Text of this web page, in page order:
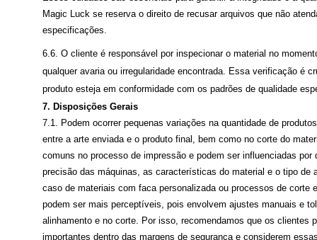
Magic Luck se reserva o direito de recusar arquivos que não
especificações.
6.6. O cliente é responsável por inspecionar o material no
qualquer avaria ou irregularidade encontrada. Essa verificação é
produto esteja em conformidade com os padrões de qualidade
7. Disposições Gerais
7.1. Podem ocorrer pequenas variações na quantidade de
entre a arte enviada e o produto final, bem como no corte do
comuns no processo de impressão e podem ser influenciadas
precisão das máquinas, as características do material e o tipo de
caso de materiais com faca personalizada ou processos de corte
podem ser mais perceptíveis, pois envolvem ajustes manuais e
alinhamento e no corte. Por isso, recomendamos que os clientes
importantes dentro das margens de segurança e considerem